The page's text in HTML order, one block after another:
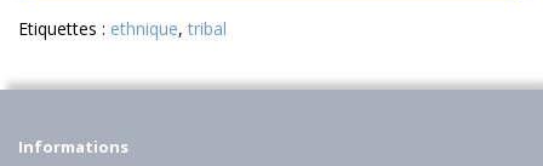
Etiquettes : ethnique,tribal
Informations